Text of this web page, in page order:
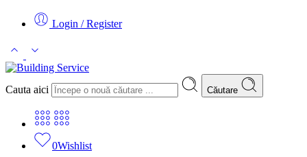
Login / Register
Cauta aici Căutare
0Wishlist